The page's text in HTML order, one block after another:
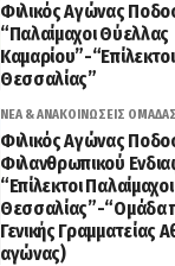
Φιλικός Αγώνας
“Παλαίμαχοι Θύελλας
Καμαρίου”-
Θεσσαλίας”
ΝΈΑ & ΑΝΑΚΟΙΝΏΣΕΙΣ ΟΜΆΔΑΣ
Φιλικός Αγώνας
Φιλανθρωπικού
“Επίλεκτοι Παλαίμαχοι
Θεσσαλίας”-“Ομάδα
Γενικής Γραμματείας
αγώνας)